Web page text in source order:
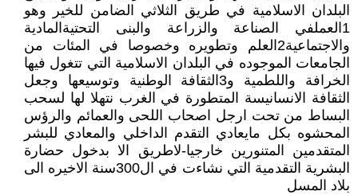
البلدان الاسلامية في طريق الثلاثي الضامن للخير وهو
1العملفي الصناعة والزراعة والبنى التحتيةالمادية
والاجتماعية2العلم وتطويره وخصوصا في المئات من
الجامعات الموجوده في البلدان الاسلامية التي تتغول فيها
الخرافة واللطمية و3الثقافة الوطنية وتوسيعها وجعل
الثقافة الانسانيسة المتطورة في الغرب نتهلا لها لسحب
البساط من تحت ارجل اصحاب اللحى والعمائم والرؤس
المحشوه بكل مايعادي التقدم الداخلي والمعادي للبشر
المتقدمين المتنورين خارجيا-لاطريق الا بدخول حضارة
البشرية التقدمية التي نشاءت في ال300سنة الاخيره الى
بلاد المسل